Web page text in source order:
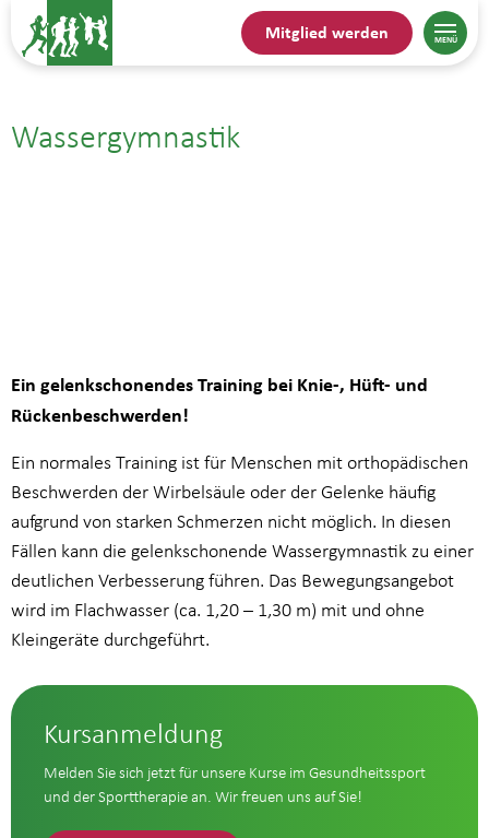
Mitglied werden
Wassergymnastik
06.03.25| 17:15 bis
Ein gelenkschonendes Training bei Knie-, Hüft- und
Rückenbeschwerden!
Ein normales Training ist für Menschen mit orthopädischen
Beschwerden der Wirbelsäule oder der Gelenke häufig
aufgrund von starken Schmerzen nicht möglich. In diesen
Fällen kann die gelenkschonende Wassergymnastik zu einer
deutlichen Verbesserung führen. Das Bewegungsangebot
wird im Flachwasser (ca. 1,20 – 1,30 m) mit und ohne
Kleingeräte durchgeführt.
Kursanmeldung
Melden Sie sich jetzt für unsere Kurse im Gesundheitssport
und der Sporttherapie an. Wir freuen uns auf Sie!